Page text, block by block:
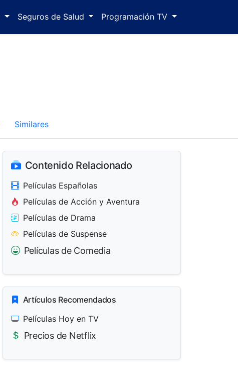
Seguros de Salud Programación TV
Similares
Contenido Relacionado
Películas Españolas
Películas de Acción y Aventura
Películas de Drama
Películas de Suspense
Películas de Comedia
Artículos Recomendados
Películas Hoy en TV
Precios de Netflix